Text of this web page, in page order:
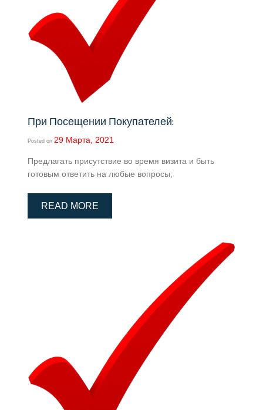
При Посещении Покупателей:
Posted on 29 Марта, 2021
Предлагать присутствие во время визита и быть
готовым ответить на любые вопросы;
READ MORE